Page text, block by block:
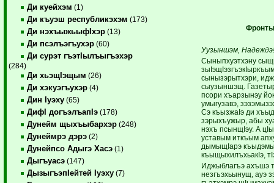
Ди куейхэм (1)
Ди къуэш республикэхэм (173)
Ди нэхъыжьыфIхэр (13)
Ди псэлъэгъухэр (60)
Ди сурэт гъэтIылъыгъэхэр
(284)
Ди хьэщIэщым (26)
Ди хэкуэгъухэр (4)
Дин Iуэху (65)
ДифI догъэлъапIэ (178)
Дунейм щыхъыбархэр (248)
Дунеймрэ дэрэ (2)
Дунейпсо Адыгэ Хасэ (1)
Дыгъуасэ (147)
ДызыгъэпIейтей Iуэху (7)
Уузыншэм, Надеждэ!
Сыныпхуэтхэну
сынызэрытхэри,
сыузыншэщ.
псори хъарзынэу
умыгузавэ,
Сэ къызжаIэ ди
зэрыхъужыр, абы
нэхъ псынщIэу. А
уставым иткъым
дымыщIарэ
къыщыхилъхьакIэ,
Иджыблагъэ ахъшэ
незгъэхьынущ, ауэ